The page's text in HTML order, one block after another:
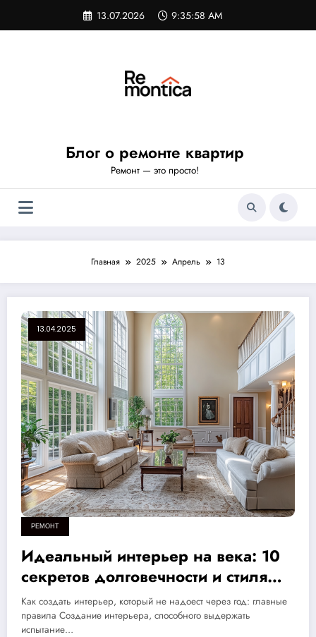
содержимому
13.07.2026 9:35:58 AM
Блог о ремонте квартир
Ремонт — это просто!
Главная 2025 Апрель 13
13.04.2025
РЕМОНТ
Идеальный интерьер на века: 10
секретов долговечности и стиля
вашего дома
Как создать интерьер, который не надоест через год: главные
правила Создание интерьера, способного выдержать
испытание…